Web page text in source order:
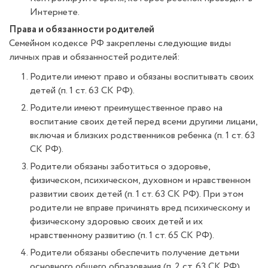
Интернете.
Права и обязанности родителей
Семейном кодексе РФ закреплены следующие виды
личных прав и обязанностей родителей:
Родители имеют право и обязаны воспитывать своих
детей (п. 1 ст. 63 СК РФ).
Родители имеют преимущественное право на
воспитание своих детей перед всеми другими лицами,
включая и близких родственников ребенка (п. 1 ст. 63
СК РФ).
Родители обязаны заботиться о здоровье,
физическом, психическом, духовном и нравственном
развитии своих детей (п. 1 ст. 63 СК РФ). При этом
родители не вправе причинять вред психическому и
физическому здоровью своих детей и их
нравственному развитию (п. 1 ст. 65 СК РФ).
Родители обязаны обеспечить получение детьми